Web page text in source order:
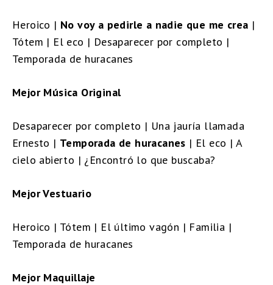
Heroico | No voy a pedirle a nadie que me crea |
Tótem | El eco | Desaparecer por completo |
Temporada de huracanes
Mejor Música Original
Desaparecer por completo | Una jauría llamada
Ernesto | Temporada de huracanes | El eco | A
cielo abierto | ¿Encontró lo que buscaba?
Mejor Vestuario
Heroico | Tótem | El último vagón | Familia |
Temporada de huracanes
Mejor Maquillaje